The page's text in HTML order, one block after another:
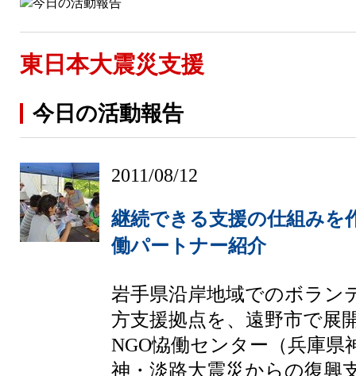
東日本大震災支援
今日の活動報告
2011/08/12
継続できる支援の仕組み
働パートナー紹介
岩手県沿岸地域でのボラン
方支援拠点を、遠野市で展
NGO恊働センター（兵庫県
神・淡路大震災からの復興